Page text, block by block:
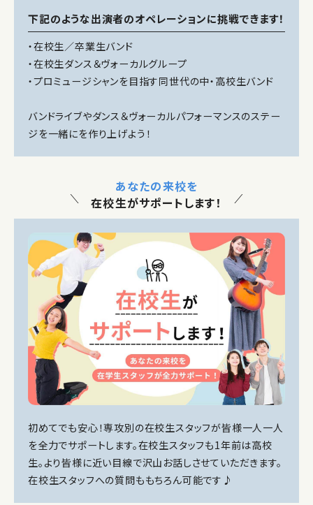
下記のような出演者のオペレーションに挑戦できます！
・在校生／卒業生バンド
・在校生ダンス＆ヴォーカルグループ
・プロミュージシャンを目指す同世代の中・高校生バンド
バンドライブやダンス＆ヴォーカルパフォーマンスのステー
ジを一緒にを作り上げよう！
あなたの来校を
在校生がサポートします！
初めてでも安心！専攻別の在校生スタッフが皆様一人一人
を全力でサポートします。在校生スタッフも1年前は高校
生。より皆様に近い目線で沢山お話しさせていただきます。
在校生スタッフへの質問ももちろん可能です♪